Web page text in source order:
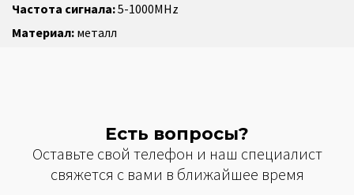
Частота сигнала:5-1000MHz
Материал: металл
Есть вопросы?
Оставьте свой телефон и наш специалист
свяжется с вами в ближайшее время